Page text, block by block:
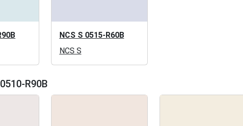
NCS S 0515-R60B
NCS S
R90B